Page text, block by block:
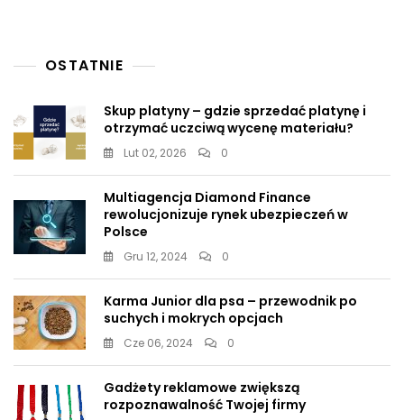
OSTATNIE
Skup platyny – gdzie sprzedać platynę i
otrzymać uczciwą wycenę materiału?
Lut 02, 2026 0
Multiagencja Diamond Finance
rewolucjonizuje rynek ubezpieczeń w
Polsce
Gru 12, 2024 0
Karma Junior dla psa – przewodnik po
suchych i mokrych opcjach
Cze 06, 2024 0
Gadżety reklamowe zwiększą
rozpoznawalność Twojej firmy